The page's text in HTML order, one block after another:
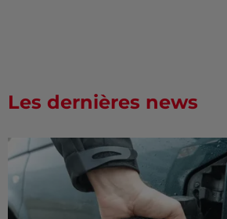
Les dernières news